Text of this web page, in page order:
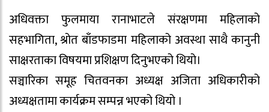
अधिवक्ता फुलमाया रानाभाटले संरक्षणमा महिलाको
सहभागिता, श्रोत बाँडफाडमा महिलाको अवस्था साथै कानुनी
साक्षरताका विषयमा प्रशिक्षण दिनुभएको थियो।
सञ्चारिका समूह चितवनका अध्यक्ष अजिता अधिकारीको
अध्यक्षतामा कार्यक्रम सम्पन्न भएको थियो ।